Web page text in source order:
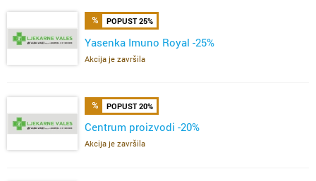
POPUST 25%
Yasenka Imuno Royal -25%
Akcija je završila
POPUST 20%
Centrum proizvodi -20%
Akcija je završila